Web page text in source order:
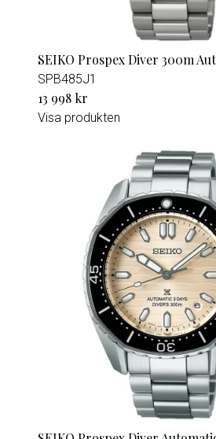
SEIKO Prospex Diver 300m
SPB485J1
13 998 kr
Visa produkten